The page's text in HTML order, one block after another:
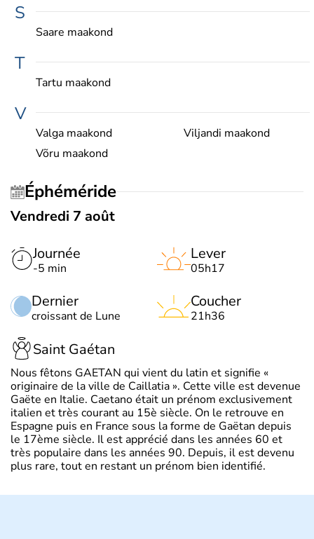
S
Saare maakond
T
Tartu maakond
V
Valga maakond
Viljandi maakond
Võru maakond
Éphéméride
Vendredi 7 août
Journée
-5 min
Dernier
croissant de Lune
Lever
05h17
Coucher
21h36
Saint Gaétan
Nous fêtons GAETAN qui vient du latin et signifie «
originaire de la ville de Caillatia ». Cette ville est devenue
Gaëte en Italie. Caetano était un prénom exclusivement
italien et très courant au 15è siècle. On le retrouve en
Espagne puis en France sous la forme de Gaëtan depuis
le 17ème siècle. Il est apprécié dans les années 60 et
très populaire dans les années 90. Depuis, il est devenu
plus rare, tout en restant un prénom bien identifié.